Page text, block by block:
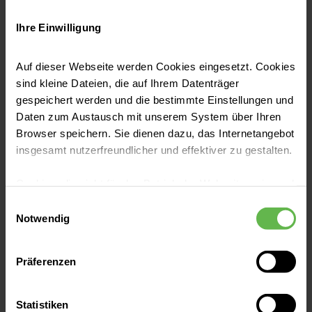
Ihre Einwilligung
Auf dieser Webseite werden Cookies eingesetzt. Cookies
sind kleine Dateien, die auf Ihrem Datenträger
gespeichert werden und die bestimmte Einstellungen und
Daten zum Austausch mit unserem System über Ihren
Browser speichern. Sie dienen dazu, das Internetangebot
insgesamt nutzerfreundlicher und effektiver zu gestalten.
eingesetzt werden.
Es steht Ihnen frei, unsere Seite mit nur den notwendigen
Cookies zu benutzen, eine individuelle Auswahl
oder durch Auswahl von „Alle Cookies akzeptieren“ in die
Notwendig
Präferenzen
Statistiken
Eierstockkrebs Netzwerk West